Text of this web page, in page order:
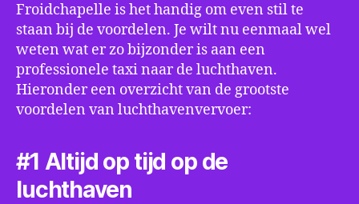
Froidchapelle is het handig om even stil te
staan bij de voordelen. Je wilt nu eenmaal wel
weten wat er zo bijzonder is aan een
professionele taxi naar de luchthaven.
Hieronder een overzicht van de grootste
voordelen van luchthavenvervoer:
#1 Altijd op tijd op de
luchthaven